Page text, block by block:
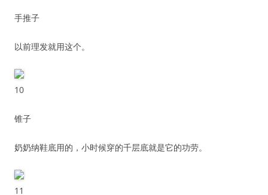
手推子
以前理发就用这个。
10
锥子
奶奶纳鞋底用的，小时候穿的千层底就是它的功劳。
11